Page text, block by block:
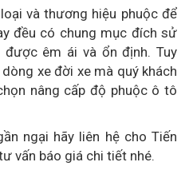
và thương hiệu phuộc để
đều có chung mục đích sử
được êm ái và ổn định. Tuy
xe đời xe mà quý khách
nâng cấp độ phuộc ô tô
ngại hãy liên hệ cho Tiến
vấn báo giá chi tiết nhé.